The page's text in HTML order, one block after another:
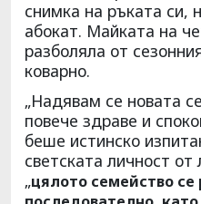
снимка на ръката си,
абокат. Майката на
разболяла от
коварно.
„Надявам се новата
повече здраве и
беше истинско
светската личност
„цялото семейство се